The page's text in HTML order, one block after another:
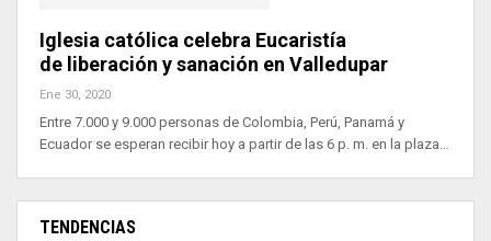
Iglesia católica celebra Eucaristía
de liberación y sanación en Valledupar
Ene 30, 2020
Entre 7.000 y 9.000 personas de Colombia, Perú, Panamá y
Ecuador se esperan recibir hoy a partir de las 6 p. m. en la plaza…
TENDENCIAS